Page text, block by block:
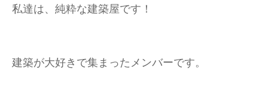
私達は、純粋な建築屋です！
建築が大好きで集まったメンバーです。